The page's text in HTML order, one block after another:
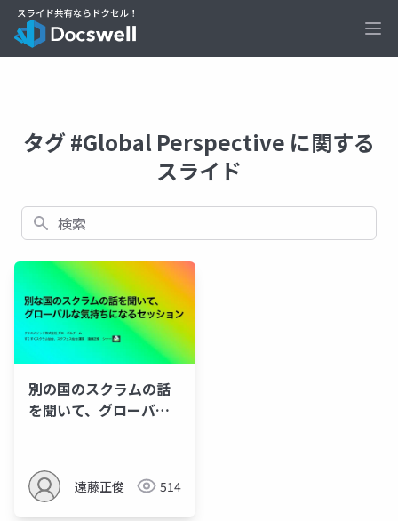
タグ #Global Perspective に関する
スライド
検索
別の国のスクラムの話
を聞いて、グローバル
遠藤正俊 514